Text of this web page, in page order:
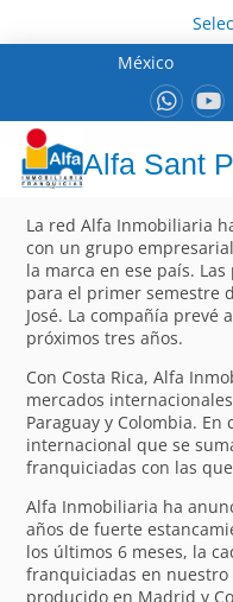
México
Alfa Sant
La red Alfa Inmobiliaria
con un grupo
la marca en ese país.
para el primer semestre
José. La compañía prevé
próximos tres años.
Con Costa Rica, Alfa
mercados
Paraguay y Colombia.
internacional que se
franquiciadas con las
Alfa Inmobiliaria ha
años de fuerte
los últimos 6 meses, la
franquiciadas en nuestro
producido en Madrid y